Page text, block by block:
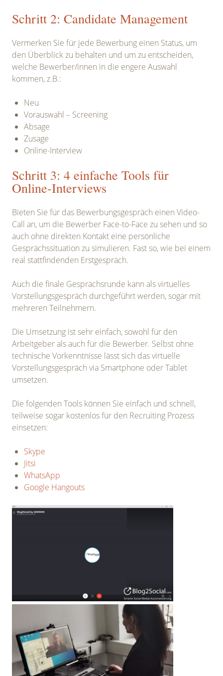
Schritt 2: Candidate Management
Vermerken Sie für jede Bewerbung einen Status, um
den Überblick zu behalten und um zu entscheiden,
welche Bewerber/innen in die engere Auswahl
kommen, z.B.:
Neu
Vorauswahl – Screening
Absage
Zusage
Online-Interview
Schritt 3: 4 einfache Tools für
Online-Interviews
Bieten Sie für das Bewerbungsgespräch einen Video-
Call an, um die Bewerber Face-to-Face zu sehen und so
auch ohne direkten Kontakt eine persönliche
Gesprächssituation zu simulieren. Fast so, wie bei einem
real stattfindenden Erstgespräch.
Auch die finale Gesprächsrunde kann als virtuelles
Vorstellungsgespräch durchgeführt werden, sogar mit
mehreren Teilnehmern.
Die Umsetzung ist sehr einfach, sowohl für den
Arbeitgeber als auch für die Bewerber. Selbst ohne
technische Vorkenntnisse lässt sich das virtuelle
Vorstellungsgespräch via Smartphone oder Tablet
umsetzen.
Die folgenden Tools können Sie einfach und schnell,
teilweise sogar kostenlos für den Recruiting Prozess
einsetzen:
Skype
Jitsi
WhatsApp
Google Hangouts